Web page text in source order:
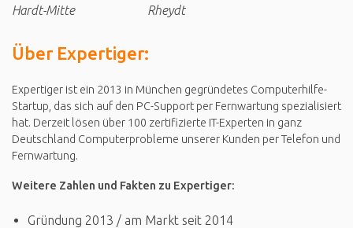
Hardt-Mitte
Rheydt
Über Expertiger:
Expertiger ist ein 2013 in München gegründetes Computerhilfe-
Startup, das sich auf den PC-Support per Fernwartung spezialisiert
hat. Derzeit lösen über 100 zertifizierte IT-Experten in ganz
Deutschland Computerprobleme unserer Kunden per Telefon und
Fernwartung.
Weitere Zahlen und Fakten zu Expertiger:
Gründung 2013 / am Markt seit 2014